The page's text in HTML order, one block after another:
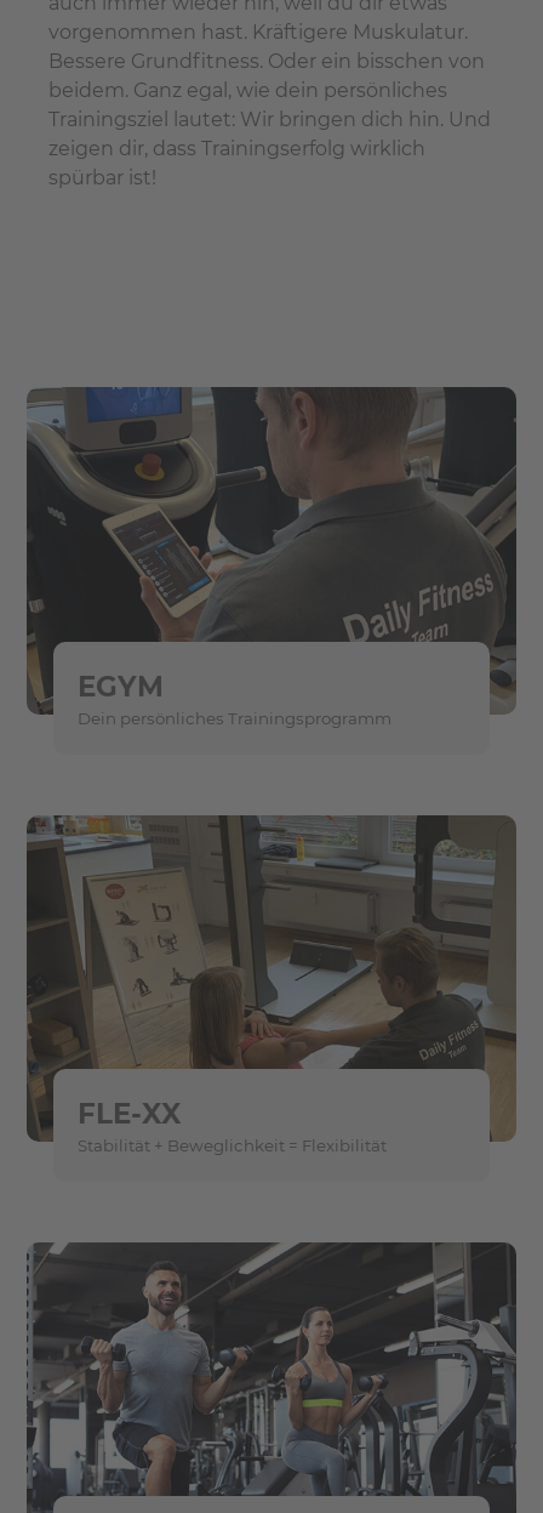
vorgenommen hast. Kräftigere Muskulatur.
Bessere Grundfitness. Oder ein bisschen von
beidem. Ganz egal, wie dein persönliches
Trainingsziel lautet: Wir bringen dich hin. Und
zeigen dir, dass Trainingserfolg wirklich
spürbar ist!
EGYM
Dein persönliches Trainingsprogramm
FLE-XX
Stabilität + Beweglichkeit = Flexibilität